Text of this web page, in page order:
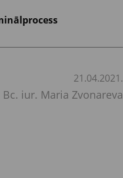
21.04.2021.
iur. Maria Zvonareva